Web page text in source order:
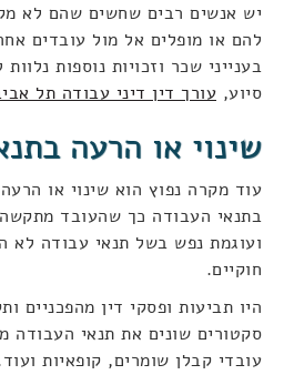
יש אנשים רבים שחשים שהם לא
להם או מופלים אל מול עובדים
בענייני שכר וזכויות נוספות
סיוע, עורך דין דיני עבודה תל
שינוי או הרעה
עוד מקרה נפוץ הוא שינוי או
בתנאי העבודה כך שהעובד
ועוגמת נפש בשל תנאי עבודה לא
חוקיים.
היו תביעות ופסקי דין מהפכניים
סקטורים שונים את תנאי העבודה
עובדי קבלן שומרים, קופאיות